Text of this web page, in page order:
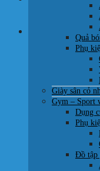
0707 22
Chưa có sản
Quay trở lại cửa
Quả
Phụ
Giày sân cỏ
Gym – Sport
Dụng
Phụ
Đồ tập